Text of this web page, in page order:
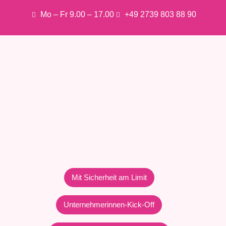
Mo – Fr 9.00 – 17.00 +49 2739 803 88 90
Mit Sicherheit am Limit
Unternehmerinnen-Kick-Off